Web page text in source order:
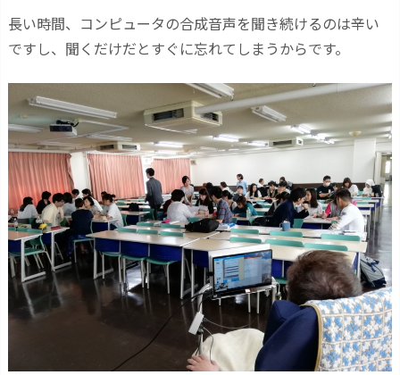
長い時間、コンピュータの合成音声を聞き続けるのは辛い
ですし、聞くだけだとすぐに忘れてしまうからです。